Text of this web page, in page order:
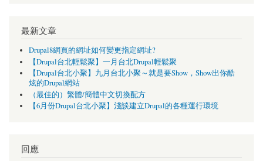
最新文章
Drupal8網頁的網址如何變更指定網址?
【Drupal台北輕鬆聚】一月台北Drupal輕鬆聚
【Drupal台北小聚】九月台北小聚～就是要Show，Show出你酷
炫的Drupal網站
（最佳的）繁體/簡體中文切換配方
【6月份Drupal台北小聚】淺談建立Drupal的各種運行環境
回應